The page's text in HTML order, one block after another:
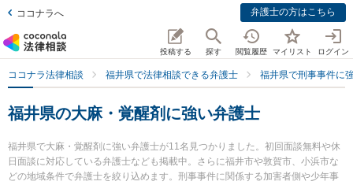
ココナラへ 弁護士の方はこちら
投稿する 探す 閲覧履歴 マイリスト ログイン
ココナラ法律相談 福井県で法律相談できる弁護士 福井県で刑事事件に
福井県の大麻・覚醒剤に強い弁護士
福井県で大麻・覚醒剤に強い弁護士が11名見つかりました。初回面談無料や休
日面談に対応している弁護士なども掲載中。さらに福井市や敦賀市、小浜市な
どの地域条件で弁護士を絞り込めます。刑事事件に関係する加害者側や少年事